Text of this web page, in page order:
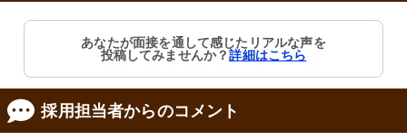
あなたが面接を通して感じたリアルな声を
投稿してみませんか？詳細はこちら
採用担当者からのコメント